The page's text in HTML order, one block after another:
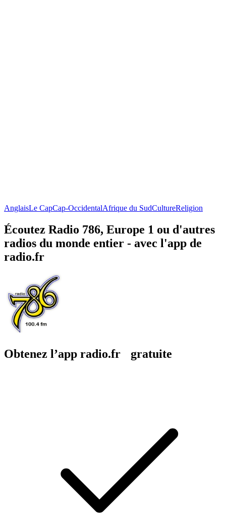
AnglaisLe CapCap-OccidentalAfrique du SudCultureReligion
Écoutez Radio 786, Europe 1 ou d'autres
radios du monde entier - avec l'app de
radio.fr
Obtenez l’app radio.fr gratuite